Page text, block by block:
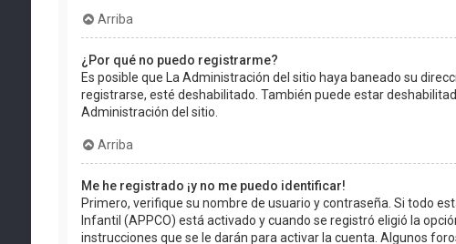
Arriba
¿Por qué no puedo registrarme?
Es posible que La Administración del sitio haya baneado su
registrarse, esté deshabilitado. También puede estar
Administración del sitio.
Arriba
Me he registrado ¡y no me puedo identificar!
Primero, verifique su nombre de usuario y contraseña. Si todo
Infantil (APPCO) está activado y cuando se registró eligió la
instrucciones que se le darán para activar la cuenta. Algunos